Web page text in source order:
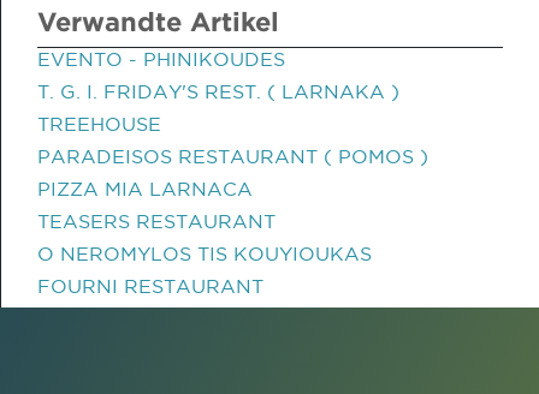
Verwandte Artikel
EVENTO - PHINIKOUDES
T. G. I. FRIDAY'S REST. ( LARNAKA )
TREEHOUSE
PARADEISOS RESTAURANT ( POMOS )
PIZZA MIA LARNACA
TEASERS RESTAURANT
O NEROMYLOS TIS KOUYIOUKAS
FOURNI RESTAURANT